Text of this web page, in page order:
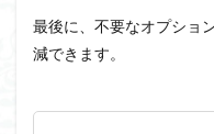
最後に、不要なオプショ
減できます。